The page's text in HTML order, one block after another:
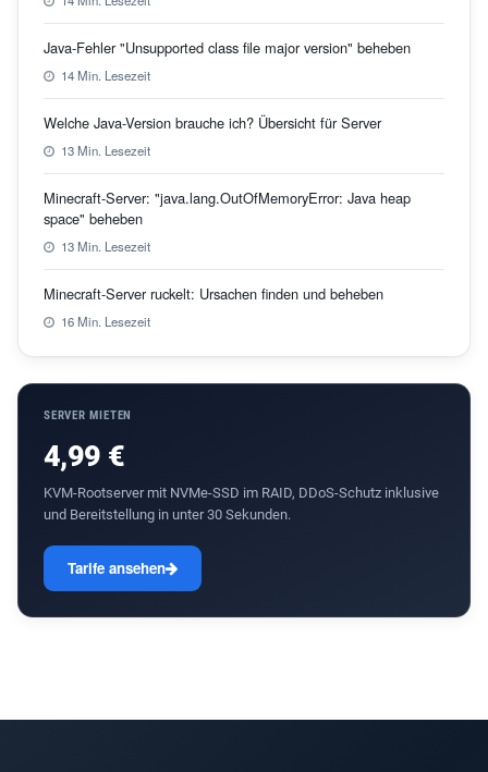
Java-Fehler "Unsupported class file major version" beheben
14 Min. Lesezeit
Welche Java-Version brauche ich? Übersicht für Server
13 Min. Lesezeit
Minecraft-Server: "java.lang.OutOfMemoryError: Java heap
space" beheben
13 Min. Lesezeit
Minecraft-Server ruckelt: Ursachen finden und beheben
16 Min. Lesezeit
SERVER MIETEN
4,99 €
KVM-Rootserver mit NVMe-SSD im RAID, DDoS-Schutz inklusive
und Bereitstellung in unter 30 Sekunden.
Tarife ansehen